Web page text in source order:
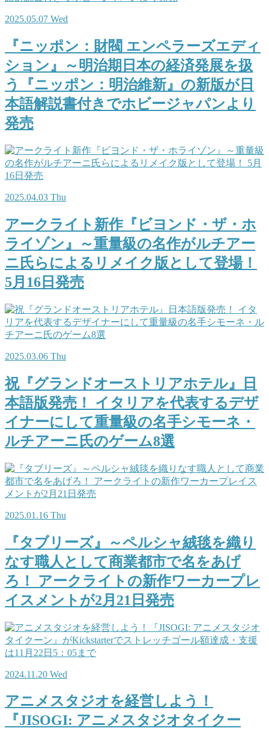
2025.05.07 Wed
『ニッポン：財閥 エンペラーズエディ
ション』～明治期日本の経済発展を扱
う『ニッポン：明治維新』の新版が日
本語解説書付きでホビージャパンより
発売
2025.04.03 Thu
アークライト新作『ビヨンド・ザ・ホ
ライゾン』～重量級の名作がルチアー
ニ氏らによるリメイク版として登場！
5月16日発売
2025.03.06 Thu
祝『グランドオーストリアホテル』日
本語版発売！ イタリアを代表するデザ
イナーにして重量級の名手シモーネ・
ルチアーニ氏のゲーム8選
2025.01.16 Thu
『タブリーズ』～ペルシャ絨毯を織り
なす職人として商業都市で名をあげ
ろ！ アークライトの新作ワーカープレ
イスメントが2月21日発売
2024.11.20 Wed
アニメスタジオを経営しよう！
『JISOGI: アニメスタジオタイクー